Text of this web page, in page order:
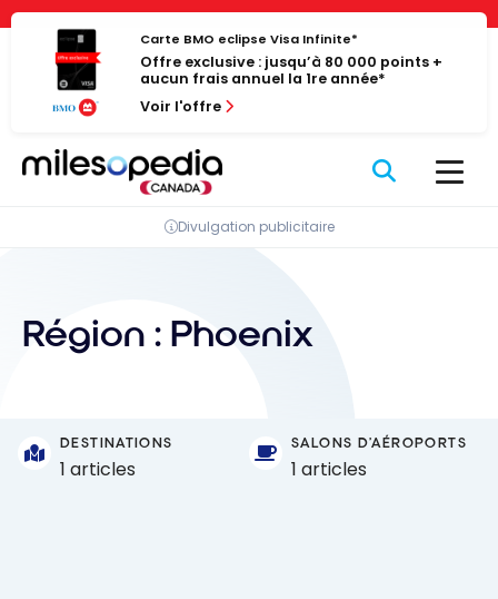
Panneau de gestion des cookies
Passer
contenu
Carte BMO eclipse Visa Infinite*
Offre exclusive : jusqu’à 80 000 points +
aucun frais annuel la 1re année*
Voir l'offre
Divulgation publicitaire
Région : Phoenix
DESTINATIONS
1 articles
SALONS D'AÉROPORTS
1 articles